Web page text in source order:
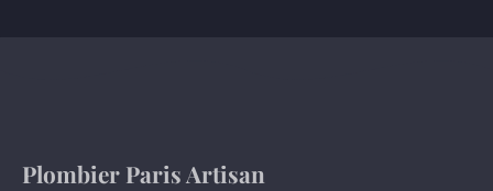
Plombier Paris Artisan